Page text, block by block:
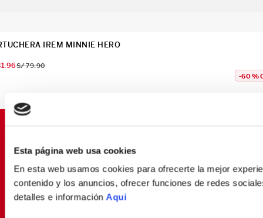
Esta página web usa cookies
En esta web usamos cookies para ofrecerte la mejor
contenido y los anuncios, ofrecer funciones de redes
detalles e informaciónAqui
IREM MINNIE HERO
.96S/79.90
-60 %
PROMOCIONES EXCLUSIVAS
Déjanos tu email y seras el primero en enterarte de
nuestras Ofertas